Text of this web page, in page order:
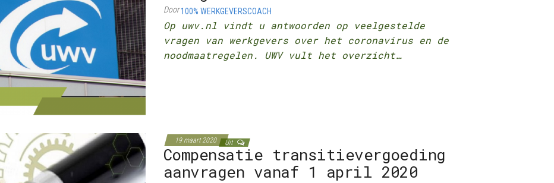
Door100% WERKGEVERSCOACH
Op uwv.nl vindt u antwoorden op veelgestelde
vragen van werkgevers over het coronavirus en de
noodmaatregelen. UWV vult het overzicht…
19 maart 2020 Uit
Compensatie transitievergoeding
aanvragen vanaf 1 april 2020